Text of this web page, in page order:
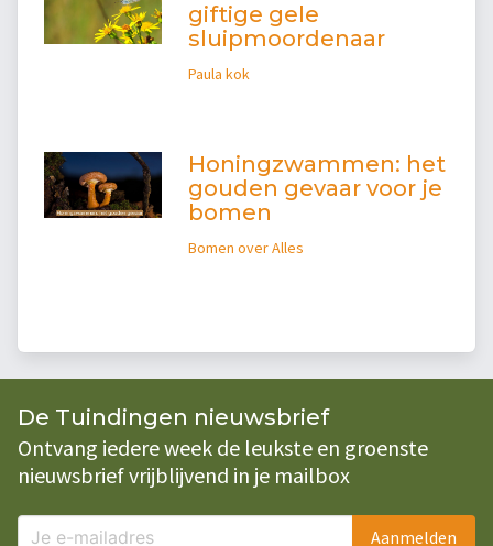
giftige gele
sluipmoordenaar
Paula kok
Honingzwammen: het
gouden gevaar voor je
bomen
Bomen over Alles
De Tuindingen nieuwsbrief
Ontvang iedere week de leukste en groenste
nieuwsbrief vrijblijvend in je mailbox
Aanmelden